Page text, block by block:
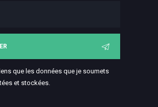
que les données que je soumets
et stockées.